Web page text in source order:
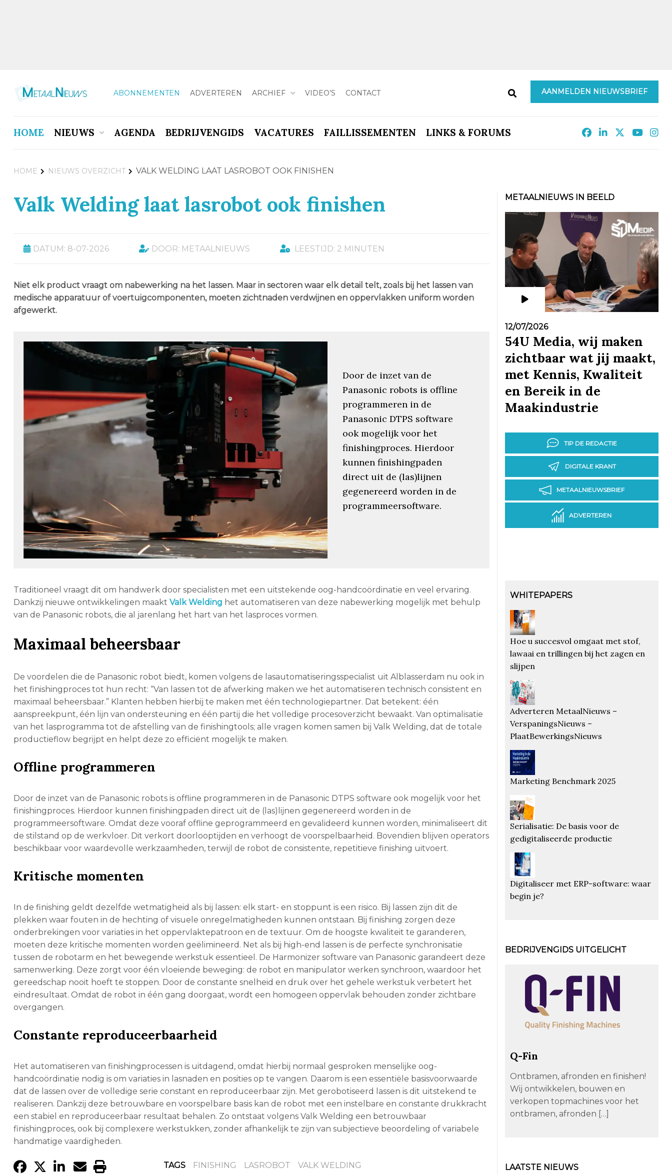
ABONNEMENTEN ADVERTEREN ARCHIEF VIDEO’S CONTACT AANMELDEN NIEUWSBRIEF
HOME NIEUWS AGENDA BEDRIJVENGIDS VACATURES FAILLISSEMENTEN LINKS & FORUMS
HOME NIEUWS OVERZICHT VALK WELDING LAAT LASROBOT OOK FINISHEN
Valk Welding laat lasrobot ook finishen
DATUM: 8-07-2026 DOOR: METAALNIEUWS LEESTIJD: 2 MINUTEN
Niet elk product vraagt om nabewerking na het lassen. Maar in sectoren waar elk detail telt, zoals bij het lassen van
medische apparatuur of voertuigcomponenten, moeten zichtnaden verdwijnen en oppervlakken uniform worden
afgewerkt.
Door de inzet van de
Panasonic robots is offline
programmeren in de
Panasonic DTPS software
ook mogelijk voor het
finishingproces. Hierdoor
kunnen finishingpaden
direct uit de (las)lijnen
gegenereerd worden in de
programmeersoftware.
Traditioneel vraagt dit om handwerk door specialisten met een uitstekende oog-handcoördinatie en veel ervaring.
Dankzij nieuwe ontwikkelingen maakt Valk Welding het automatiseren van deze nabewerking mogelijk met behulp
van de Panasonic robots, die al jarenlang het hart van het lasproces vormen.
Maximaal beheersbaar
De voordelen die de Panasonic robot biedt, komen volgens de lasautomatiseringsspecialist uit Alblasserdam nu ook in
het finishingproces tot hun recht: “Van lassen tot de afwerking maken we het automatiseren technisch consistent en
maximaal beheersbaar.” Klanten hebben hierbij te maken met één technologiepartner. Dat betekent: één
aanspreekpunt, één lijn van ondersteuning en één partij die het volledige procesoverzicht bewaakt. Van optimalisatie
van het lasprogramma tot de afstelling van de finishingtools; alle vragen komen samen bij Valk Welding, dat de totale
productieflow begrijpt en helpt deze zo efficiënt mogelijk te maken.
Offline programmeren
Door de inzet van de Panasonic robots is offline programmeren in de Panasonic DTPS software ook mogelijk voor het
finishingproces. Hierdoor kunnen finishingpaden direct uit de (las)lijnen gegenereerd worden in de
programmeersoftware. Omdat deze vooraf offline geprogrammeerd en gevalideerd kunnen worden, minimaliseert dit
de stilstand op de werkvloer. Dit verkort doorlooptijden en verhoogt de voorspelbaarheid. Bovendien blijven operators
beschikbaar voor waardevolle werkzaamheden, terwijl de robot de consistente, repetitieve finishing uitvoert.
Kritische momenten
In de finishing geldt dezelfde wetmatigheid als bij lassen: elk start- en stoppunt is een risico. Bij lassen zijn dit de
plekken waar fouten in de hechting of visuele onregelmatigheden kunnen ontstaan. Bij finishing zorgen deze
onderbrekingen voor variaties in het oppervlaktepatroon en de textuur. Om de hoogste kwaliteit te garanderen,
moeten deze kritische momenten worden geëlimineerd. Net als bij high-end lassen is de perfecte synchronisatie
tussen de robotarm en het bewegende werkstuk essentieel. De Harmonizer software van Panasonic garandeert deze
samenwerking. Deze zorgt voor één vloeiende beweging: de robot en manipulator werken synchroon, waardoor het
gereedschap nooit hoeft te stoppen. Door de constante snelheid en druk over het gehele werkstuk verbetert het
eindresultaat. Omdat de robot in één gang doorgaat, wordt een homogeen oppervlak behouden zonder zichtbare
overgangen.
Constante reproduceerbaarheid
Het automatiseren van finishingprocessen is uitdagend, omdat hierbij normaal gesproken menselijke oog-
handcoördinatie nodig is om variaties in lasnaden en posities op te vangen. Daarom is een essentiële basisvoorwaarde
dat de lassen over de volledige serie constant en reproduceerbaar zijn. Met gerobotiseerd lassen is dit uitstekend te
realiseren. Dankzij deze betrouwbare en voorspelbare basis kan de robot met een instelbare en constante drukkracht
een stabiel en reproduceerbaar resultaat behalen. Zo ontstaat volgens Valk Welding een betrouwbaar
finishingproces, ook bij complexere werkstukken, zonder afhankelijk te zijn van subjectieve beoordeling of variabele
handmatige vaardigheden.
TAGS FINISHING LASROBOT VALK WELDING
METAALNIEUWS IN BEELD
12/07/2026
54U Media, wij maken
zichtbaar wat jij maakt,
met Kennis, Kwaliteit
en Bereik in de
Maakindustrie
TIP DE REDACTIE
DIGITALE KRANT
METAALNIEUWSBRIEF
ADVERTEREN
WHITEPAPERS
Hoe u succesvol omgaat met stof,
lawaai en trillingen bij het zagen en
slijpen
Adverteren MetaalNieuws –
VerspaningsNieuws –
PlaatBewerkingsNieuws
Marketing Benchmark 2025
Serialisatie: De basis voor de
gedigitaliseerde productie
Digitaliseer met ERP-software: waar
begin je?
BEDRIJVENGIDS UITGELICHT
Q-Fin
Ontbramen, afronden en finishen!
Wij ontwikkelen, bouwen en
verkopen topmachines voor het
ontbramen, afronden […]
LAATSTE NIEUWS